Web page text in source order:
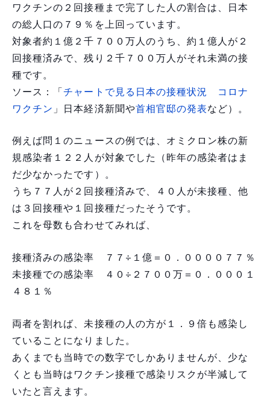
ワクチンの２回接種まで完了した人の割合は、日本
の総人口の７９％を上回っています。
対象者約１億２千７００万人のうち、約１億人が２
回接種済みで、残り２千７００万人がそれ未満の接
種です。
ソース：「チャートで見る日本の接種状況 コロナ
ワクチン 」日本経済新聞や首相官邸の発表など）。
例えば問１のニュースの例では、オミクロン株の新
規感染者１２２人が対象でした（昨年の感染者はま
だ少なかったです）。
うち７７人が２回接種済みで、４０人が未接種、他
は３回接種や１回接種だったそうです。
これを母数も合わせてみれば、
接種済みの感染率 ７７÷１億＝０．００００７７％
未接種での感染率 ４０÷２７００万＝０．０００１
４８１％
両者を割れば、未接種の人の方が１．９倍も感染し
ていることになりました。
あくまでも当時での数字でしかありませんが、少な
くとも当時はワクチン接種で感染リスクが半減して
いたと言えます。